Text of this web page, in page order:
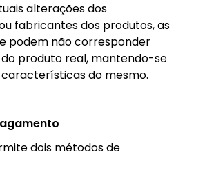
alterações dos
fabricantes dos produtos, as
podem não corresponder
produto real, mantendo-se
do mesmo.
dois métodos de